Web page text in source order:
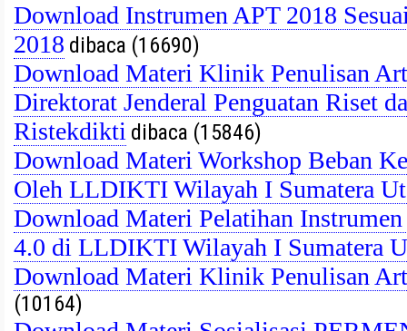
Download Instrumen APT 2018
2018 dibaca (16690)
Download Materi Klinik Penulisan
Direktorat Jenderal Penguatan Riset
Ristekdikti dibaca (15846)
Download Materi Workshop Beban
Oleh LLDIKTI Wilayah I Sumatera
Download Materi Pelatihan
4.0 di LLDIKTI Wilayah I Sumatera
Download Materi Klinik Penulisan
(10164)